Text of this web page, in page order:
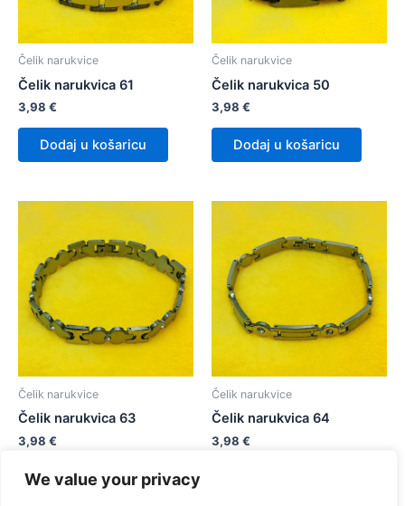
We value your privacy
Čelik narukvice
Čelik narukvica 61
3,98 €
Dodaj u košaricu
Čelik narukvice
Čelik narukvica 50
3,98 €
Dodaj u košaricu
Čelik narukvice
Čelik narukvica 63
3,98 €
Dodaj u košaricu
Čelik narukvice
Čelik narukvica 64
3,98 €